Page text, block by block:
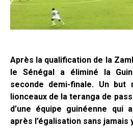
Après la qualification de la
le Sénégal a éliminé la
seconde demi-finale. Un but
lionceaux de la teranga de
d’une équipe guinéenne qui
après l’égalisation sans jamais